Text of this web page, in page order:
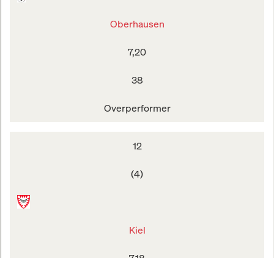
Oberhausen
7,20
38
Overperformer
12
(4)
Kiel